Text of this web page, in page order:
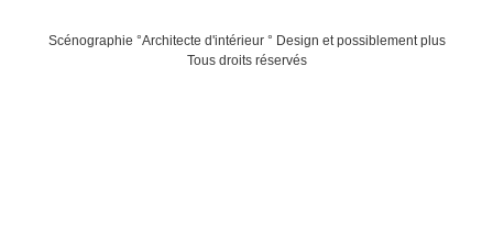
Scénographie °Architecte d'intérieur ° Design et possiblement plus
Tous droits réservés